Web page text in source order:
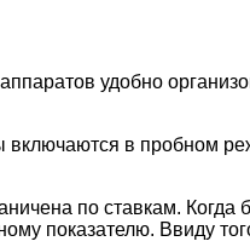
удобно
включаются в пробном
по ставкам. Когда
показателю. Ввиду